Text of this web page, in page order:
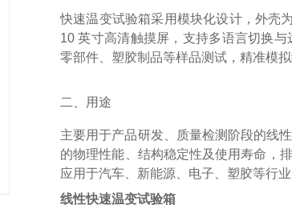
快速温变试验箱采用模块化设计，外壳
10 英寸高清触摸屏，支持多语言切换
零部件、塑胶制品等样品测试，精准模
二、用途
主要用于产品研发、质量检测阶段的线
的物理性能、结构稳定性及使用寿命，
应用于汽车、新能源、电子、塑胶等行业
线性快速温变试验箱